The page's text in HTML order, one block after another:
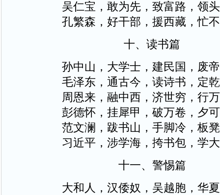
吴仁宝，敢为先，致富路，领
孔繁森，好干部，援西藏，忙
十、读书篇
孙中山，大学士，建民国，废
毛泽东，通古今，读诗书，定
周恩来，融中西，济世穷，行
彭德怀，挂犀甲，破万卷，夕
范文澜，跋书山，手脚冷，板
习近平，涉学海，挎书包，学
十一、警惕篇
大和人，汉倭奴，吴越胞，华